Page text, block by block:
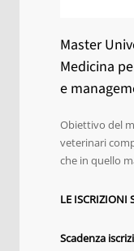
Master
Medicina
e
Obiettivo del
veterinari
che in quello
LE ISCRIZIONI
Scadenza